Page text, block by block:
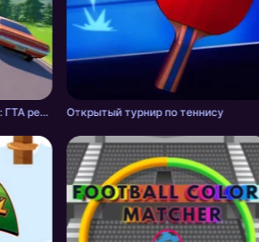
Гонки на двоих на одном ПК: ГТА режим отдыхает! Открытый турнир по теннису